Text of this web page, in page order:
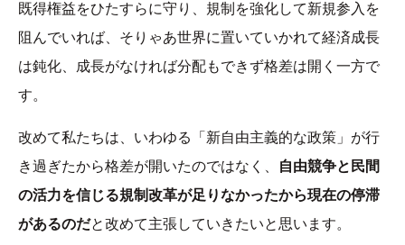
既得権益をひたすらに守り、規制を強化して新規参入を
阻んでいれば、そりゃあ世界に置いていかれて経済成長
は鈍化、成長がなければ分配もできず格差は開く一方で
す。
改めて私たちは、いわゆる「新自由主義的な政策」が行
き過ぎたから格差が開いたのではなく、
自由競争と民間
の活力を信じる規制改革が足りなかったから現在の停滞
があるのだと改めて主張していきたいと思います。